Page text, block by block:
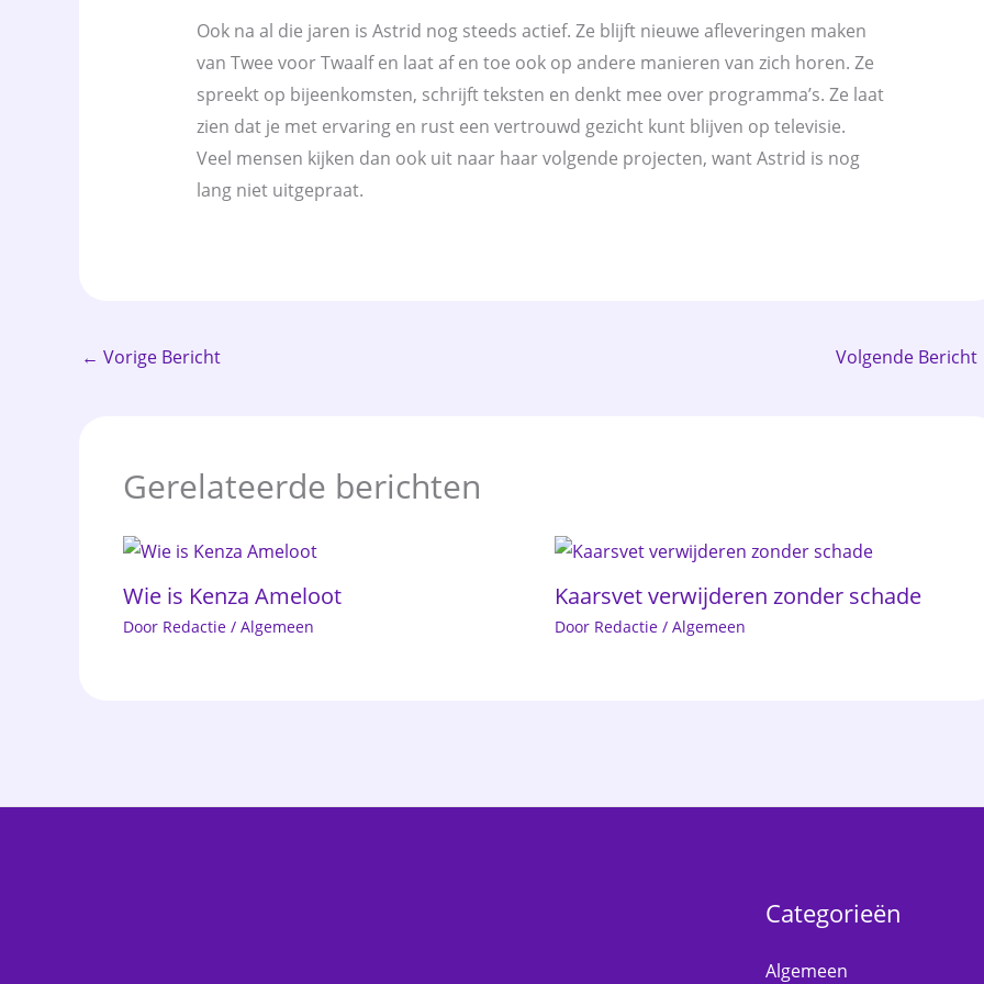
Ook na al die jaren is Astrid nog steeds actief. Ze blijft nieuwe afleveringen maken
van Twee voor Twaalf en laat af en toe ook op andere manieren van zich horen. Ze
spreekt op bijeenkomsten, schrijft teksten en denkt mee over programma’s. Ze laat
zien dat je met ervaring en rust een vertrouwd gezicht kunt blijven op televisie.
Veel mensen kijken dan ook uit naar haar volgende projecten, want Astrid is nog
lang niet uitgepraat.
← Vorige Bericht Volgende Bericht
Gerelateerde berichten
Wie is Kenza Ameloot
Door Redactie / Algemeen
Kaarsvet verwijderen zonder schade
Door Redactie / Algemeen
Categorieën
Algemeen